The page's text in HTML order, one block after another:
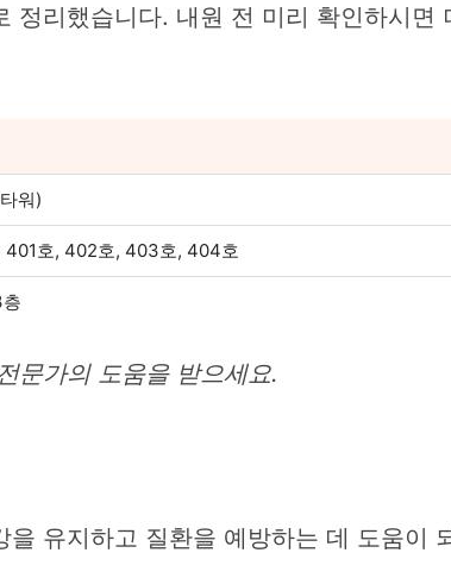
리했습니다. 내원 전 미리 확인하시면
워)
401호, 402호, 403호, 404호
문가의 도움을 받으세요.
유지하고 질환을 예방하는 데 도움이